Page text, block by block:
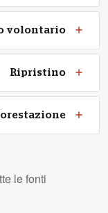
volontario
Ripristino
le fonti